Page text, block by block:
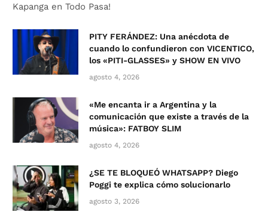
Kapanga en Todo Pasa!
PITY FERÁNDEZ: Una anécdota de
cuando lo confundieron con VICENTICO,
los «PITI-GLASSES» y SHOW EN VIVO
agosto 4, 2026
«Me encanta ir a Argentina y la
comunicación que existe a través de la
música»: FATBOY SLIM
agosto 4, 2026
¿SE TE BLOQUEÓ WHATSAPP? Diego
Poggi te explica cómo solucionarlo
agosto 3, 2026